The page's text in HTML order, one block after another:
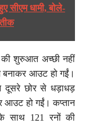
सीएम धामी, बोले-
की शुरुआत अच्छी नहीं
बनाकर आउट हो गईं।
दूसरे छोर से धड़ाधड़
आउट हो गईं। कप्तान
साथ 121 रनों की